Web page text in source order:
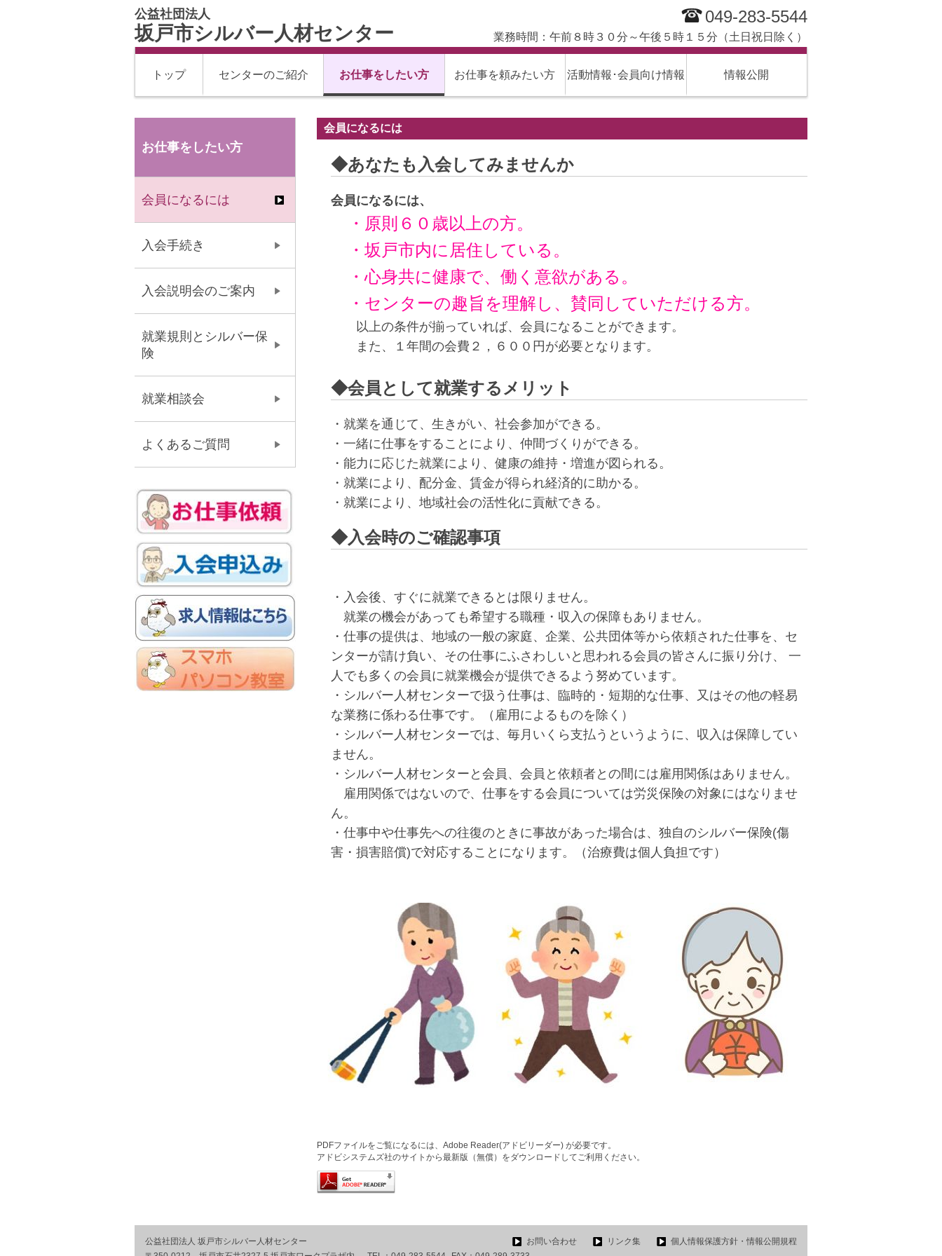
公益社団法人
坂戸市シルバー人材センター
049-283-5544
業務時間：午前８時３０分～午後５時１５分（土日祝日除く）
トップ センターのご紹介 お仕事をしたい方 お仕事を頼みたい方 活動情報･会員向け情報 情報公開
会員になるには
◆あなたも入会してみませんか
会員になるには、
・原則６０歳以上の方。
・ 坂戸市内に居住している。
・心身共に健康で、働く意欲がある。
・センターの趣旨を理解し、賛同していただける方。
以上の条件が揃っていれば、会員になることができます。
また、１年間の会費２，６００円が必要となります。
◆会員として就業するメリット
・就業を通じて、生きがい、社会参加ができる。
・一緒に仕事をすることにより、仲間づくりができる。
・能力に応じた就業により、健康の維持・増進が図られる。
・就業により、配分金、賃金が得られ経済的に助かる。
・就業により、地域社会の活性化に貢献できる。
◆入会時のご確認事項
・入会後、すぐに就業できるとは限りません。
就業の機会があっても希望する職種・収入の保障もありません。
・仕事の提供は、地域の一般の家庭、企業、公共団体等から依頼された仕事を、セ
ンターが請け負い、その仕事にふさわしいと思われる会員の皆さんに振り分け、 一
人でも多くの会員に就業機会が提供できるよう努めています。
・シルバー人材センターで扱う仕事は、臨時的・短期的な仕事、又はその他の軽易
な業務に係わる仕事です。（雇用によるものを除く）
・シルバー人材センターでは、毎月いくら支払うというように、収入は保障してい
ません。
・シルバー人材センターと会員、会員と依頼者との間には雇用関係はありません。
雇用関係ではないので、仕事をする会員については労災保険の対象にはなりませ
ん。
・仕事中や仕事先への往復のときに事故があった場合は、独自のシルバー保険(傷
害・損害賠償)で対応することになります。（治療費は個人負担です）
PDFファイルをご覧になるには、Adobe Reader(アドビリーダー) が必要です。
アドビシステムズ社のサイトから最新版（無償）をダウンロードしてご利用ください。
お仕事をしたい方
会員になるには
入会手続き
入会説明会のご案内
就業規則とシルバー保
険
就業相談会
よくあるご質問
公益社団法人 坂戸市シルバー人材センター
お問い合わせ リンク集 個人情報保護方針・情報公開規程